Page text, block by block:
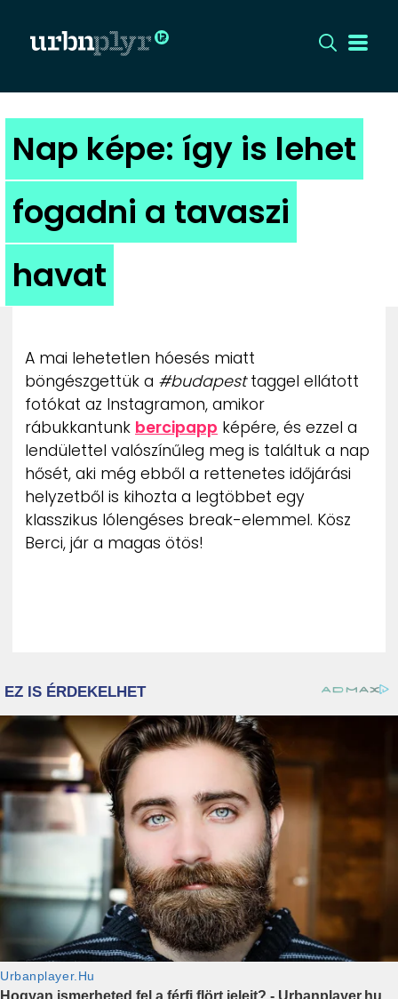
CÍMLAP
DIZÁJN
DIVAT
UTCA
ZENE
MÉDIAAJÁNLAT
IMPRESSZUM
PR-ARCHÍVUM
ADATKEZELÉSI TÁJÉKOZTATÓ
Nap képe: így is lehet
fogadni a tavaszi
havat
A mai lehetetlen hóesés miatt
böngészgettük a #budapesttaggel ellátott
fotókat az Instagramon, amikor
rábukkantunk bercipapp képére, és ezzel a
lendülettel valószínűleg meg is találtuk a nap
hősét, aki még ebből a rettenetes időjárási
helyzetből is kihozta a legtöbbet egy
klasszikus lólengéses break-elemmel. Kösz
Berci, jár a magas ötös!